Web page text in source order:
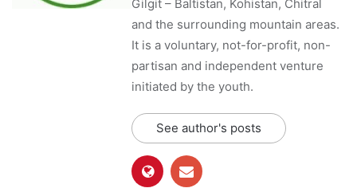
Gilgit – Baltistan, Kohistan, Chitral
and the surrounding mountain areas.
It is a voluntary, not-for-profit, non-
partisan and independent venture
initiated by the youth.
See author's posts